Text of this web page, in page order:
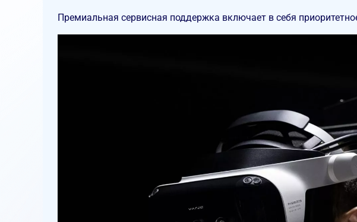
Премиальная сервисная поддержка включает в себя